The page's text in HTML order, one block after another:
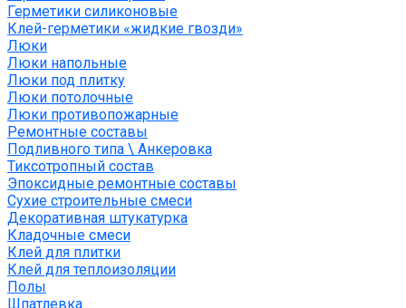
Герметики силиконовые
Клей-герметики «жидкие гвозди»
Люки
Люки напольные
Люки под плитку
Люки потолочные
Люки противопожарные
Ремонтные составы
Подливного типа \ Анкеровка
Тиксотропный состав
Эпоксидные ремонтные составы
Сухие строительные смеси
Декоративная штукатурка
Кладочные смеси
Клей для плитки
Клей для теплоизоляции
Полы
Шпатлевка